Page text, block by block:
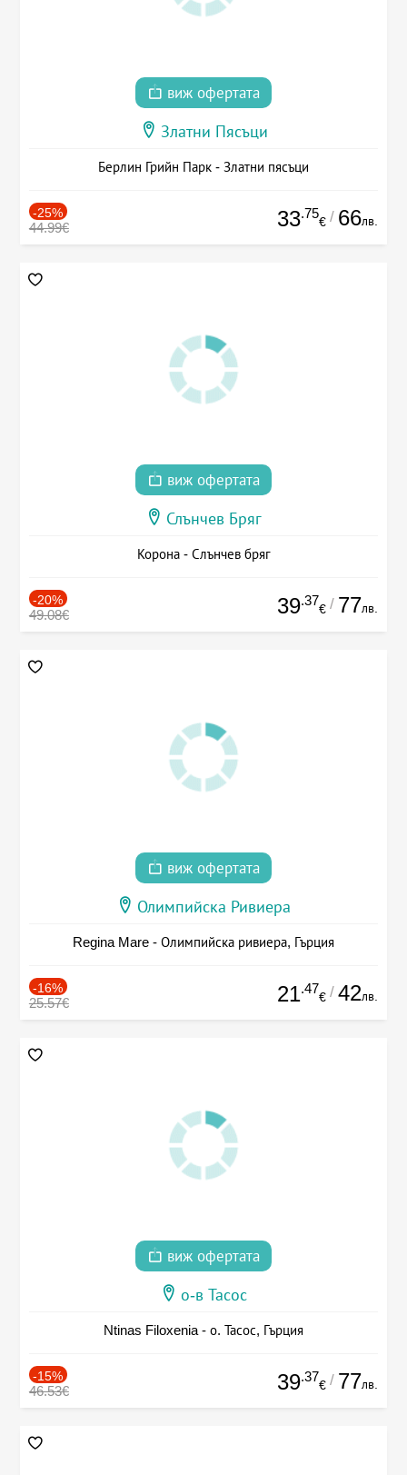
виж офертата
Златни Пясъци
Берлин Грийн Парк - Златни пясъци
-25%
44.99€ 33.75
€ / 66лв.
виж офертата
Слънчев Бряг
Корона - Слънчев бряг
-20%
49.08€ 39.37
€ / 77лв.
виж офертата
Олимпийска Ривиера
Regina Mare - Олимпийска ривиера, Гърция
-16%
25.57€ 21.47
€ / 42лв.
виж офертата
о-в Тасос
Ntinas Filoxenia - о. Тасос, Гърция
-15%
46.53€ 39.37
€ / 77лв.